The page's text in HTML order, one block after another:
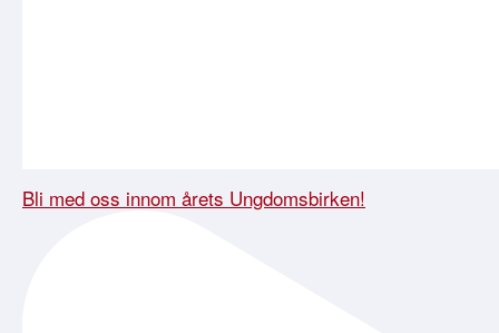
Bli med oss innom årets Ungdomsbirken!